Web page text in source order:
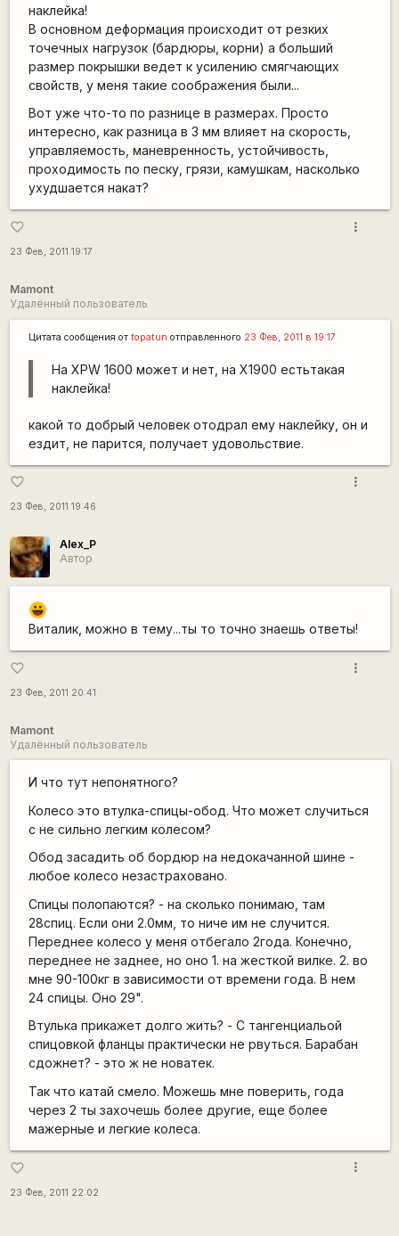
наклейка!
В основном деформация происходит от резких
точечных нагрузок (бардюры, корни) а больший
размер покрышки ведет к усилению смягчающих
свойств, у меня такие соображения были...
Вот уже что-то по разнице в размерах. Просто
интересно, как разница в 3 мм влияет на скорость,
управляемость, маневренность, устойчивость,
проходимость по песку, грязи, камушкам, насколько
ухудшается накат?
favorite_border
23 Фев, 2011 19:17
more_vert
Mamont
Удалённый пользователь
Цитата сообщения от topatun отправленного 23 Фев, 2011 в 19:17
На XPW 1600 может и нет, на X1900 естьтакая
наклейка!
какой то добрый человек отодрал ему наклейку, он и
ездит, не парится, получает удовольствие.
favorite_border
23 Фев, 2011 19:46
more_vert
Alex_P
Автор
|-))
Виталик, можно в тему...ты то точно знаешь ответы!
favorite_border
23 Фев, 2011 20:41
more_vert
Mamont
Удалённый пользователь
И что тут непонятного?
Колесо это втулка-спицы-обод. Что может случиться
с не сильно легким колесом?
Обод засадить об бордюр на недокачанной шине -
любое колесо незастраховано.
Спицы полопаются? - на сколько понимаю, там
28спиц. Если они 2.0мм, то ниче им не случится.
Переднее колесо у меня отбегало 2года. Конечно,
переднее не заднее, но оно 1. на жесткой вилке. 2. во
мне 90-100кг в зависимости от времени года. В нем
24 спицы. Оно 29".
Втулька прикажет долго жить? - С тангенциальой
спицовкой фланцы практически не рвуться. Барабан
сдожнет? - это ж не новатек.
Так что катай смело. Можешь мне поверить, года
через 2 ты захочешь более другие, еще более
мажерные и легкие колеса.
favorite_border
23 Фев, 2011 22:02
more_vert